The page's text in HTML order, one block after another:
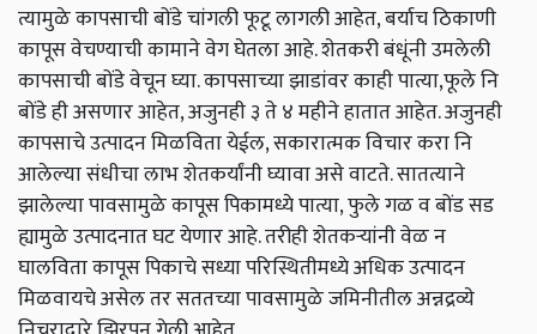
त्यामुळे कापसाची बोंडे चांगली फूटू लागली आहेत, बर्याच ठिकाणी
कापूस वेचण्याची कामाने वेग घेतला आहे. शेतकरी बंधूंनी उमलेली
कापसाची बोंडे वेचून घ्या. कापसाच्या झाडांवर काही पात्या,फूले नि
बोंडे ही असणार आहेत, अजुनही ३ ते ४ महीने हातात आहेत. अजुनही
कापसाचे उत्पादन मिळविता येईल, सकारात्मक विचार करा नि
आलेल्या संधीचा लाभ शेतकर्यांनी घ्यावा असे वाटते. सातत्याने
झालेल्या पावसामुळे कापूस पिकामध्ये पात्या, फुले गळ व बोंड सड
ह्यामुळे उत्पादनात घट येणार आहे. तरीही शेतकऱ्यांनी वेळ न
घालविता कापूस पिकाचे सध्या परिस्थितीमध्ये अधिक उत्पादन
मिळवायचे असेल तर सततच्या पावसामुळे जमिनीतील अन्नद्रव्ये